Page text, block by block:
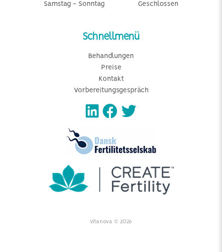
Samstag - Sonntag
Geschlossen
Schnellmenü
Behandlungen
Preise
Kontakt
Vorbereitungsgespräch
Vitanova © 2026